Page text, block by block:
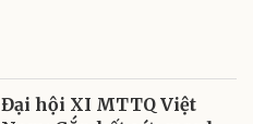
Đại hội XI MTTQ Việt